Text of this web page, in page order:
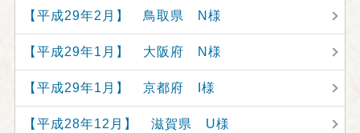
【平成29年2月】 鳥取県 N様
【平成29年1月】 大阪府 N様
【平成29年1月】 京都府 I様
【平成28年12月】 滋賀県 U様